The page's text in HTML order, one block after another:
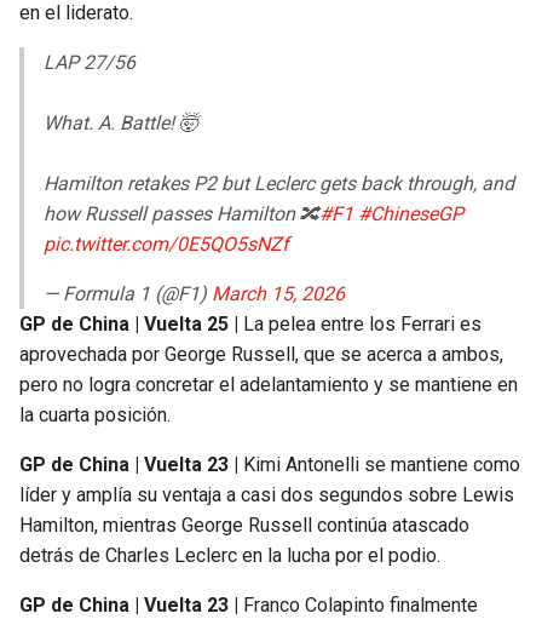
en el liderato.
LAP 27/56
What. A. Battle! 🤯
Hamilton retakes P2 but Leclerc gets back through, and
how Russell passes Hamilton 🔀#F1 #ChineseGP
pic.twitter.com/0E5QO5sNZf
— Formula 1 (@F1) March 15, 2026
GP de China | Vuelta 25 |
La pelea entre los Ferrari es
aprovechada por George Russell, que se acerca a ambos,
pero no logra concretar el adelantamiento y se mantiene en
la cuarta posición.
GP de China | Vuelta 23 |
Kimi Antonelli se mantiene como
líder y amplía su ventaja a casi dos segundos sobre Lewis
Hamilton, mientras George Russell continúa atascado
detrás de Charles Leclerc en la lucha por el podio.
GP de China | Vuelta 23 |
Franco Colapinto finalmente